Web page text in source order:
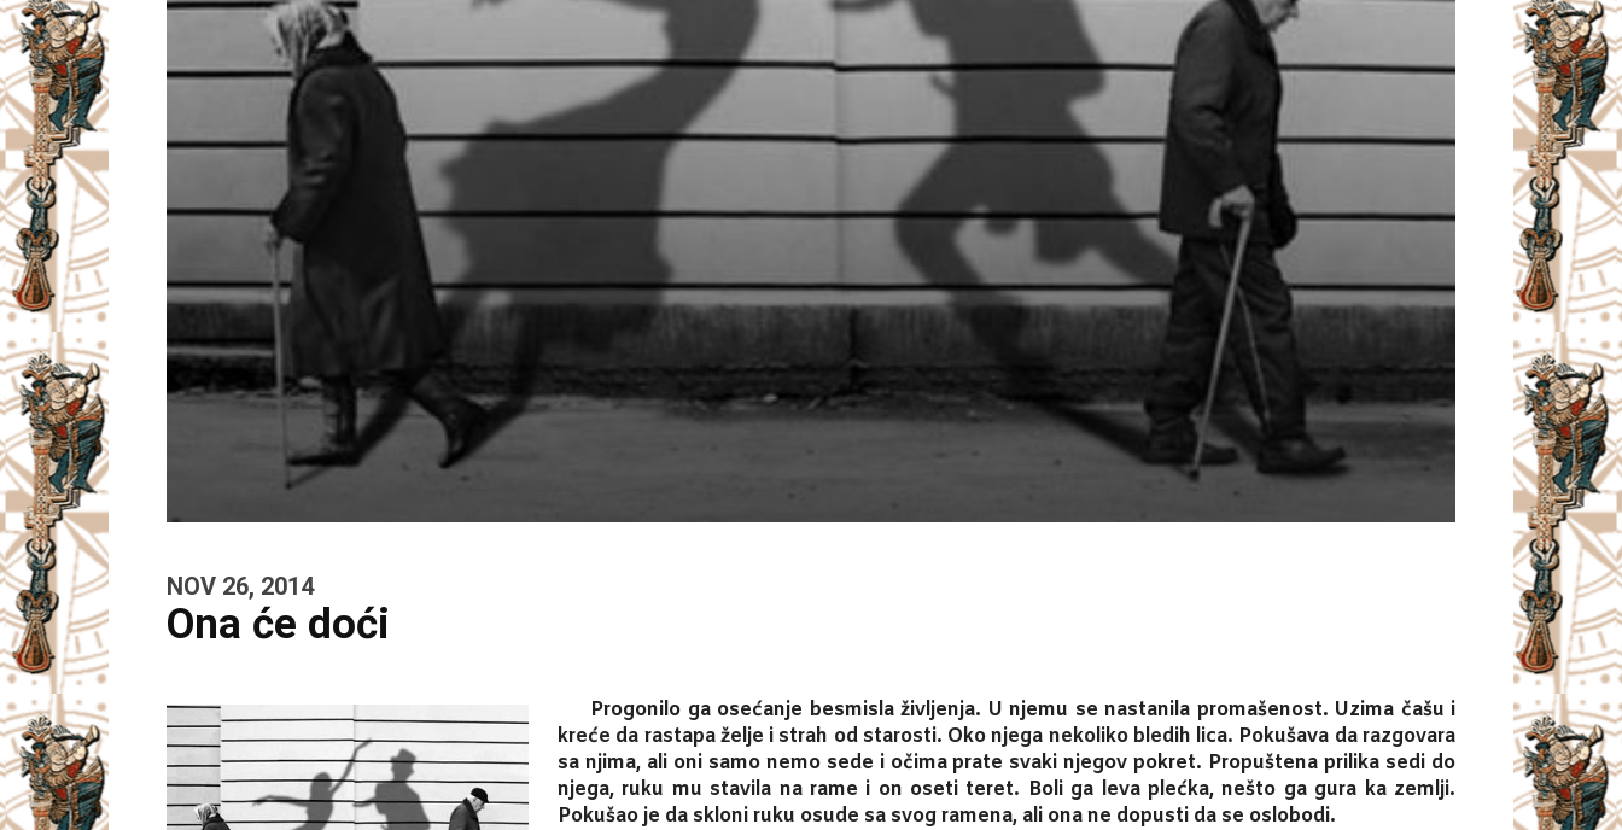
NOV 26, 2014
Ona će doći
Progonilo ga osećanje besmisla življenja. U njemu se nastanila promašenost. Uzima čašu i
kreće da rastapa želje i strah od starosti. Oko njega nekoliko bledih lica. Pokušava da razgovara
sa njima, ali oni samo nemo sede i očima prate svaki njegov pokret. Propuštena prilika sedi do
njega, ruku mu stavila na rame i on oseti teret. Boli ga leva plećka, nešto ga gura ka zemlji.
Pokušao je da skloni ruku osude sa svog ramena, ali ona ne dopusti da se oslobodi.